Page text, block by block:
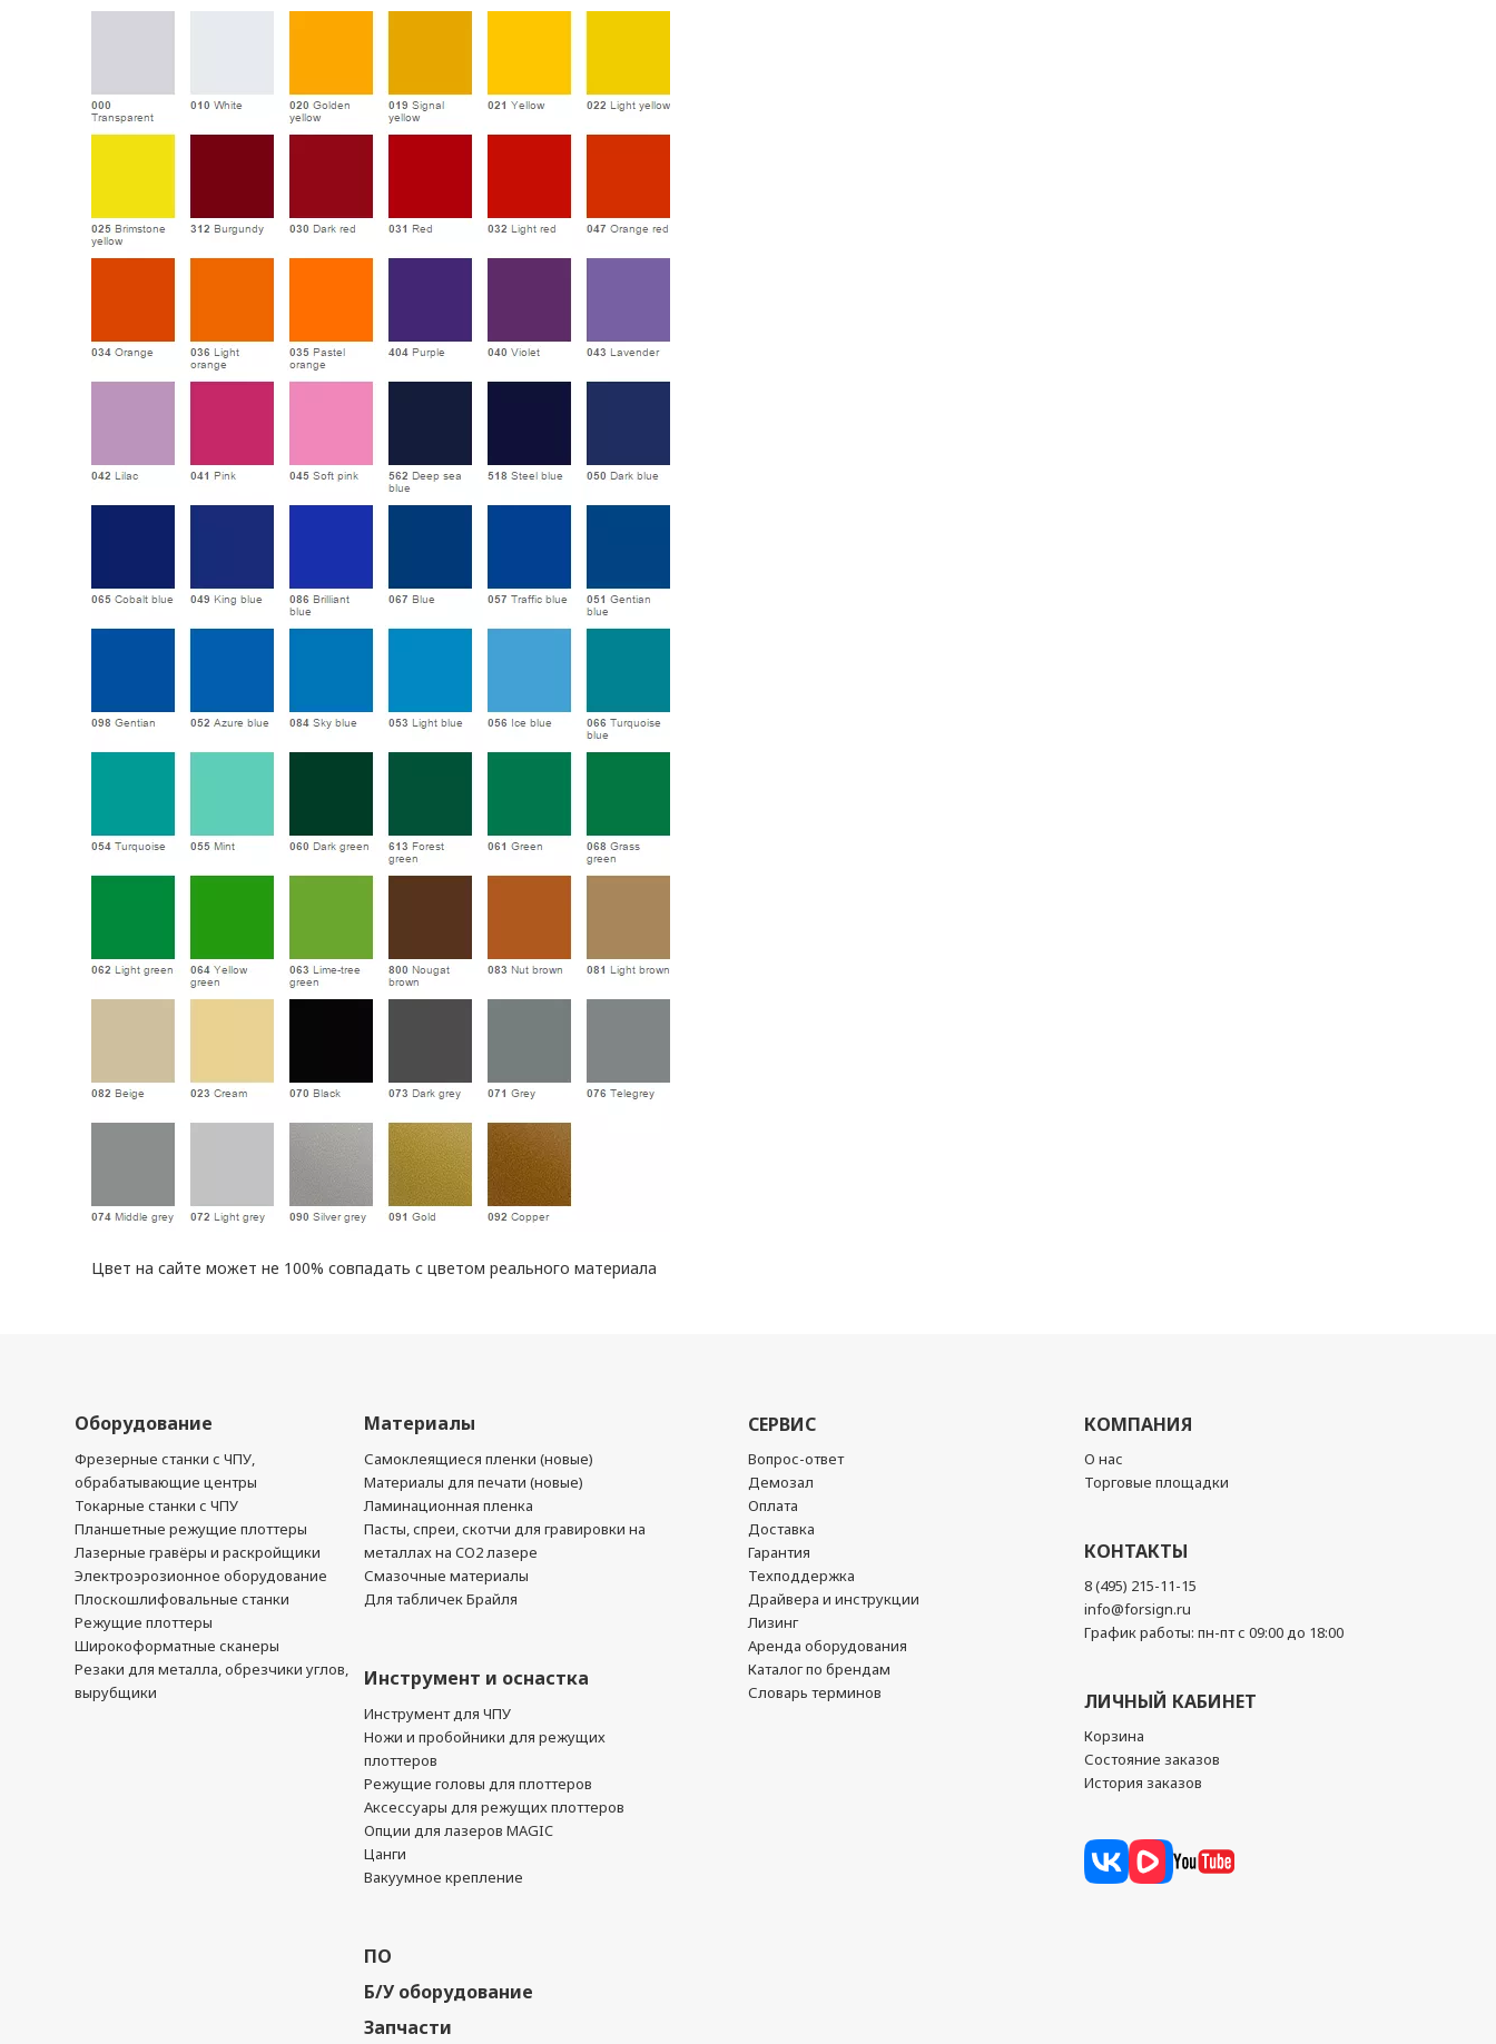
Цвет на сайте может не 100% совпадать с цветом реального материала
Оборудование
Фрезерные станки с ЧПУ,
обрабатывающие центры
Токарные станки с ЧПУ
Планшетные режущие плоттеры
Лазерные гравёры и раскройщики
Электроэрозионное оборудование
Плоскошлифовальные станки
Режущие плоттеры
Широкоформатные сканеры
Резаки для металла, обрезчики углов,
вырубщики
Материалы
Самоклеящиеся пленки (новые)
Материалы для печати (новые)
Ламинационная пленка
Пасты, спреи, скотчи для гравировки на
металлах на CO2 лазере
Смазочные материалы
Для табличек Брайля
Инструмент и оснастка
Инструмент для ЧПУ
Ножи и пробойники для режущих
плоттеров
Режущие головы для плоттеров
Аксессуары для режущих плоттеров
Опции для лазеров MAGIC
Цанги
Вакуумное крепление
ПО
Б/У оборудование
Запчасти
СЕРВИС
Вопрос-ответ
Демозал
Оплата
Доставка
Гарантия
Техподдержка
Драйвера и инструкции
Лизинг
Аренда оборудования
Каталог по брендам
Словарь терминов
КОМПАНИЯ
О нас
Торговые площадки
КОНТАКТЫ
8 (495) 215-11-15
info@forsign.ru
График работы: пн-пт с 09:00 до 18:00
ЛИЧНЫЙ КАБИНЕТ
Корзина
Состояние заказов
История заказов